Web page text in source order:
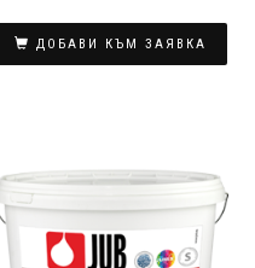
ДОБАВИ КЪМ ЗАЯВКА